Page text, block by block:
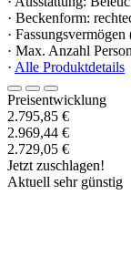
· Beckenform:
·
· Max. Anzahl
· Alle Produktdetails
Preisentwicklung
2.795,85 €
2.969,44 €
2.729,05 €
Jetzt zuschlagen!
Aktuell sehr günstig